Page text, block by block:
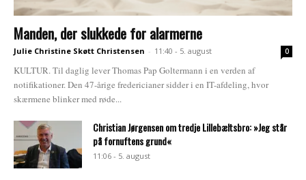
Manden, der slukkede for alarmerne
Julie Christine Skøtt Christensen - 11:40 - 5. august 0
KULTUR. Til daglig lever Thomas Pap Goltermann i en verden af
notifikationer. Den 47-årige fredericianer sidder i en IT-afdeling, hvor
skærmene blinker med røde...
Christian Jørgensen om tredje Lillebæltsbro: »Jeg står
på fornuftens grund«
11:06 - 5. august